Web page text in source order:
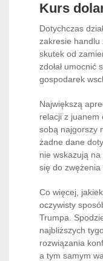
Kurs
Dotychczas
zakresie handlu
skutek od
zdołał umocnić
gospodarek
Największą
relacji z juanem
sobą najgorszy
żadne dane
nie wskazują na
się do zwężenia
Co więcej,
oczywisty
Trumpa.
najbliższych
rozwiązania
a tym samym